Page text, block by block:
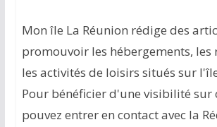
Mon île La Réunion rédige des
promouvoir les hébergements, les
les activités de loisirs situés sur
Pour bénéficier d'une visibilité sur
pouvez entrer en contact avec la